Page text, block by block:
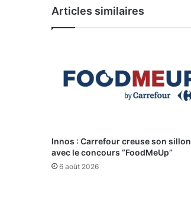
Articles similaires
Innos : Carrefour creuse son sillon
avec le concours “FoodMeUp”
6 août 2026